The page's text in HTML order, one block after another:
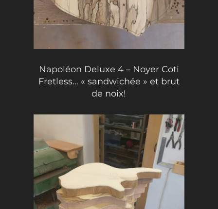
Napoléon Deluxe 4 – Noyer Coti
Fretless… « sandwichée » et brut
de noix!